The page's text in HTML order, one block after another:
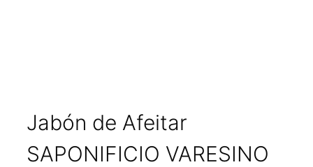
Jabón de Afeitar
SAPONIFICIO VARESINO